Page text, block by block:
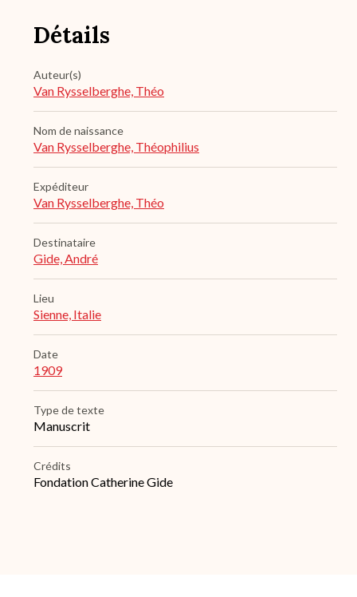
Détails
Auteur(s)
Van Rysselberghe, Théo
Nom de naissance
Van Rysselberghe, Théophilius
Expéditeur
Van Rysselberghe, Théo
Destinataire
Gide, André
Lieu
Sienne, Italie
Date
1909
Type de texte
Manuscrit
Crédits
Fondation Catherine Gide